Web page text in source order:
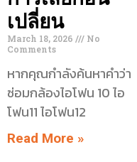
เปลี่ยน
March 18, 2026
No
Comments
หากคุณกำลังค้นหาคำว่า
ซ่อมกล้องไอโฟน 10 ไอ
โฟน11 ไอโฟน12
Read More »